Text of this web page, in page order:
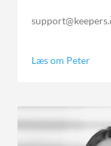
Læs om Peter